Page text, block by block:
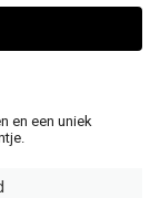
en een uniek